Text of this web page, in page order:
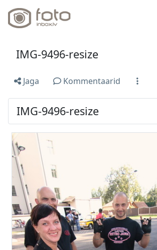
IMG-9496-resize
Jaga Kommentaarid
IMG-9496-resize